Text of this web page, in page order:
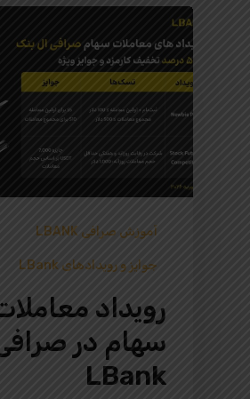
آموزش صرافی LBANK
جوایز و رویدادهای LBank
رویداد
سهام در
LBank